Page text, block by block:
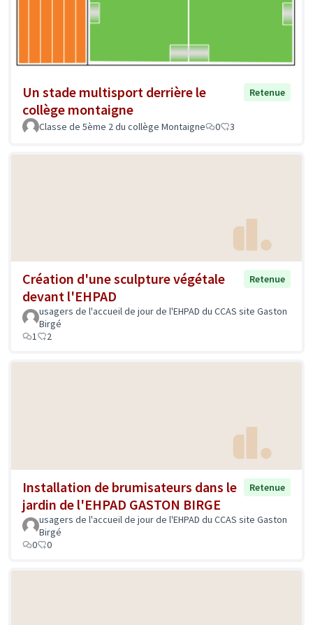
Un stade multisport derrière le
collège montaigne
Retenue
Classe de 5ème 2 du collège Montaigne 0 3
Création d'une sculpture végétale
devant l'EHPAD
Retenue
usagers de l'accueil de jour de l'EHPAD du CCAS site Gaston
Birgé
1
2
Installation de brumisateurs dans le
jardin de l'EHPAD GASTON BIRGE
Retenue
usagers de l'accueil de jour de l'EHPAD du CCAS site Gaston
Birgé
0
0